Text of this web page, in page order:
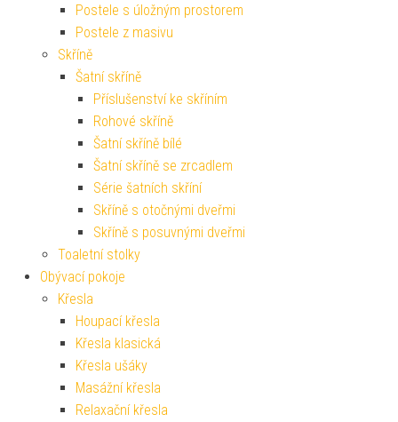
Postele s úložným prostorem
Postele z masivu
Skříně
Šatní skříně
Příslušenství ke skříním
Rohové skříně
Šatní skříně bílé
Šatní skříně se zrcadlem
Série šatních skříní
Skříně s otočnými dveřmi
Skříně s posuvnými dveřmi
Toaletní stolky
Obývací pokoje
Křesla
Houpací křesla
Křesla klasická
Křesla ušáky
Masážní křesla
Relaxační křesla